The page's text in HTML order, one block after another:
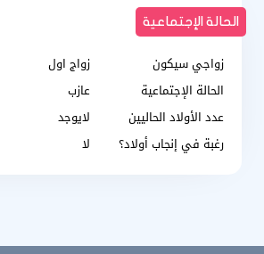
الحالة الإجتماعية
زواجي سيكون
زواج اول
الحالة الإجتماعية
عازب
عدد الأولاد الحاليين
لايوجد
رغبة في إنجاب أولاد؟
لا